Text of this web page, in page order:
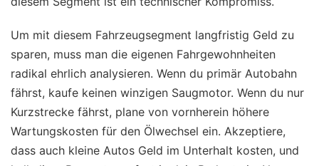
Um mit diesem Fahrzeugsegment langfristig Geld zu
sparen, muss man die eigenen Fahrgewohnheiten
radikal ehrlich analysieren. Wenn du primär Autobahn
fährst, kaufe keinen winzigen Saugmotor. Wenn du nur
Kurzstrecke fährst, plane von vornherein höhere
Wartungskosten für den Ölwechsel ein. Akzeptiere,
dass auch kleine Autos Geld im Unterhalt kosten, und